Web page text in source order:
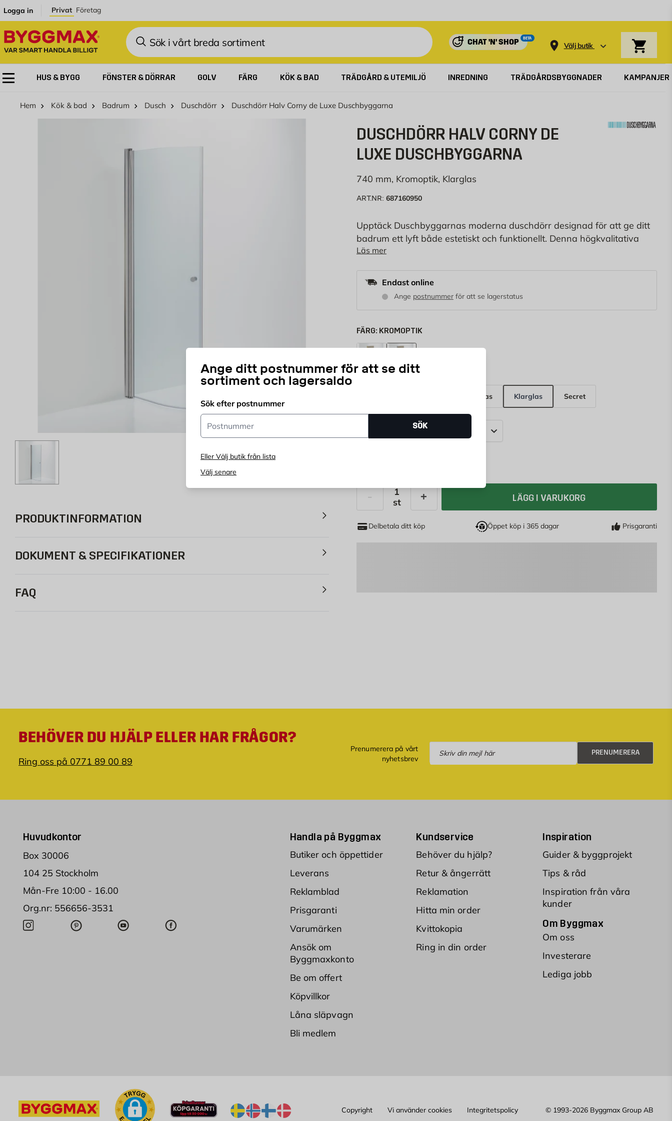
Logga in Privat Företag
Sök
CHAT 'N' SHOP
BETA
Välj butik
Ange ditt postnummer för att se ditt
sortiment och lagersaldo
Sök efter postnummer
Postnummer
SÖK
Eller Välj butik från lista
Välj senare
HUS & BYGG FÖNSTER & DÖRRAR GOLV FÄRG KÖK & BAD TRÄDGÅRD & UTEMILJÖ INREDNING TRÄDGÅRDSBYGGNADER KAMPANJER
Hem Kök & bad Badrum Dusch Duschdörr Duschdörr Halv Corny de Luxe Duschbyggarna
PRODUKTINFORMATION
DOKUMENT & SPECIFIKATIONER
FAQ
DUSCHDÖRR HALV CORNY DE
LUXE DUSCHBYGGARNA
740 mm, Kromoptik, Klarglas
ART.NR: 687160950
Upptäck Duschbyggarnas moderna duschdörr designad för att ge ditt
badrum ett lyft både estetiskt och funktionellt. Denna högkvalitativa
duschdörr karaktäriseras av en välvd form i 6 mm härdat
Läs mer
Endast online
Ange postnummerför att se lagerstatus
FÄRG: KROMOPTIK
GuldoptikKromoptik
Isglas Klarglas Secret
STORLEK:
Antal
st LÄGG I VARUKORG
Delbetala ditt köp Öppet köp i 365 dagar Prisgaranti
BEHÖVER DU HJÄLP ELLER HAR FRÅGOR?
Ring oss på 0771 89 00 89
Prenumerera på vårt
nyhetsbrev
Prenumerera
PRENUMERERA
Huvudkontor
Box 30006
104 25 Stockholm
Mån-Fre 10:00 - 16.00
Org.nr: 556656-3531
Handla på Byggmax
Butiker och öppettider
Leverans
Reklamblad
Prisgaranti
Varumärken
Ansök om
Byggmaxkonto
Be om offert
Köpvillkor
Låna släpvagn
Bli medlem
Kundservice
Behöver du hjälp?
Retur & ångerrätt
Reklamation
Hitta min order
Kvittokopia
Ring in din order
Inspiration
Guider & byggprojekt
Tips & råd
Inspiration från våra
kunder
Om Byggmax
Om oss
Investerare
Lediga jobb
Copyright Vi använder cookies Integritetspolicy © 1993-2026 Byggmax Group AB